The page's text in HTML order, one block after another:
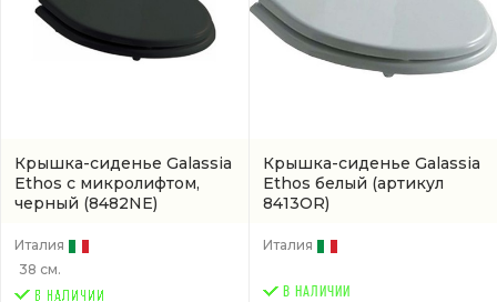
Крышка-сиденье Galassia
Ethos с микролифтом,
черный (8482NE)
Италия
38 см.
Крышка-сиденье Galassia
Ethos белый (артикул
8413OR)
Италия
В НАЛИЧИИ